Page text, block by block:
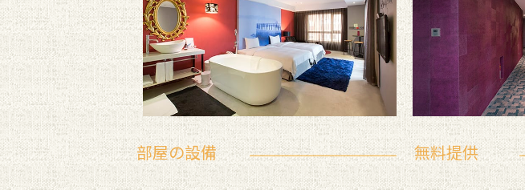
部屋の設備 無料提供